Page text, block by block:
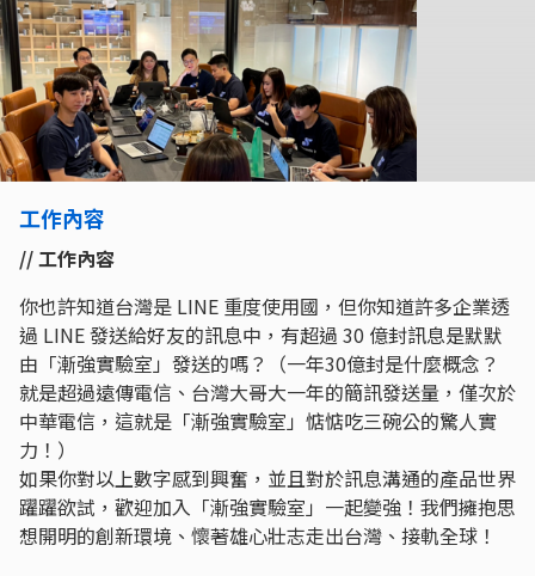
工作內容
// 工作內容
你也許知道台灣是 LINE 重度使用國，但你知道許多企業透
過 LINE 發送給好友的訊息中，有超過 30 億封訊息是默默
由「漸強實驗室」發送的嗎？（一年30億封是什麼概念？
就是超過遠傳電信、台灣大哥大一年的簡訊發送量，僅次於
中華電信，這就是「漸強實驗室」惦惦吃三碗公的驚人實
力！）
如果你對以上數字感到興奮，並且對於訊息溝通的產品世界
躍躍欲試，歡迎加入「漸強實驗室」一起變強！我們擁抱思
想開明的創新環境、懷著雄心壯志走出台灣、接軌全球！